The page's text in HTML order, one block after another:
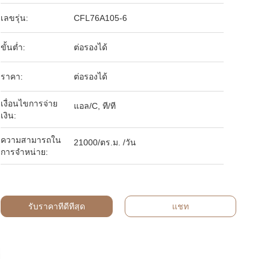
เลขรุ่น: CFL76A105-6
ขั้นต่ำ: ต่อรองได้
ราคา: ต่อรองได้
เงื่อนไขการจ่าย
เงิน:
แอล/C, ที/ที
ความสามารถใน
การจําหน่าย:
21000/ตร.ม. /วัน
รับราคาที่ดีที่สุด แชท